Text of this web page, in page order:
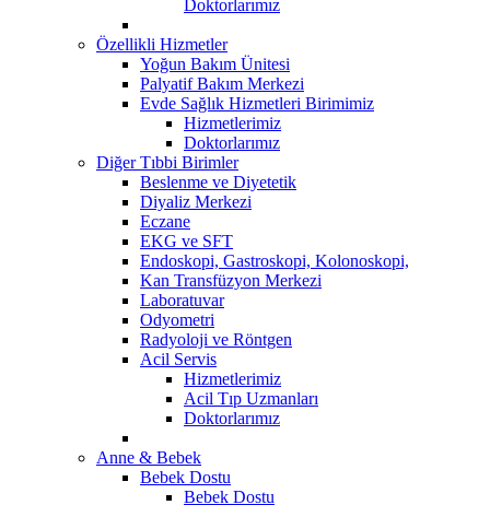
Doktorlarımız
Özellikli Hizmetler
Yoğun Bakım Ünitesi
Palyatif Bakım Merkezi
Evde Sağlık Hizmetleri Birimimiz
Hizmetlerimiz
Doktorlarımız
Diğer Tıbbi Birimler
Beslenme ve Diyetetik
Diyaliz Merkezi
Eczane
EKG ve SFT
Endoskopi, Gastroskopi, Kolonoskopi,
Kan Transfüzyon Merkezi
Laboratuvar
Odyometri
Radyoloji ve Röntgen
Acil Servis
Hizmetlerimiz
Acil Tıp Uzmanları
Doktorlarımız
Anne & Bebek
Bebek Dostu
Bebek Dostu